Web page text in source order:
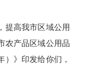
提高我市区域公用
农产品区域公用品
）》印发给你们，